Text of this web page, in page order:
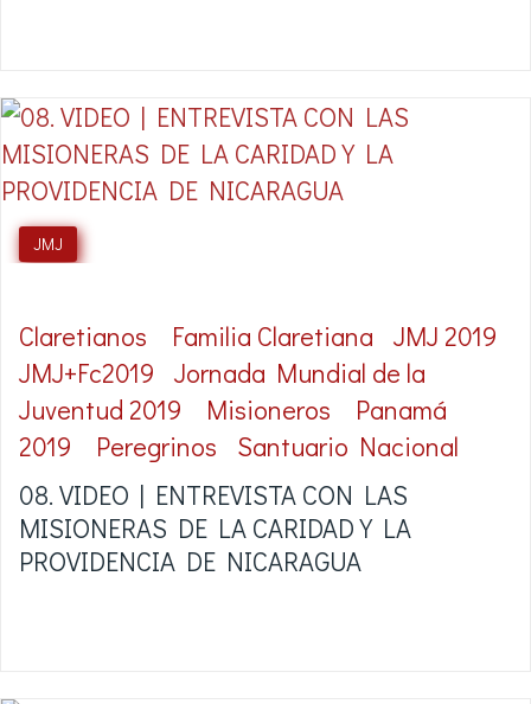
JMJ
Claretianos Familia Claretiana
JMJ 2019
JMJ+Fc2019
Jornada Mundial de la
Juventud 2019
Misioneros
Panamá
2019
Peregrinos
Santuario Nacional
08. VIDEO | ENTREVISTA CON LAS
MISIONERAS DE LA CARIDAD Y LA
PROVIDENCIA DE NICARAGUA